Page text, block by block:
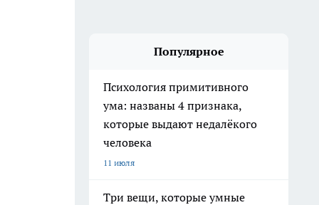
Популярное
Психология примитивного
ума: названы 4 признака,
которые выдают недалёкого
человека
11 июля
Три вещи, которые умные